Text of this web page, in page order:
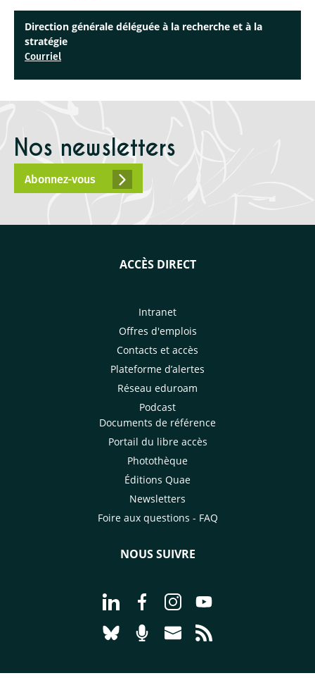
Direction générale déléguée à la recherche et à la
stratégie
Courriel
Nos newsletters
Abonnez-vous
ACCÈS DIRECT
Intranet
Offres d'emplois
Contacts et accès
Plateforme d’alertes
Réseau eduroam
Podcast
Documents de référence
Portail du libre accès
Photothèque
Éditions Quae
Newsletters
Foire aux questions - FAQ
NOUS SUIVRE
Aller à la page Nous suivre sur
Aller à la page Nous suivre sur
Aller à la page Nous
Aller à la page
Aller à la page Nous suivre sur
Aller à la page Nourrir le
Aller à la page Nous